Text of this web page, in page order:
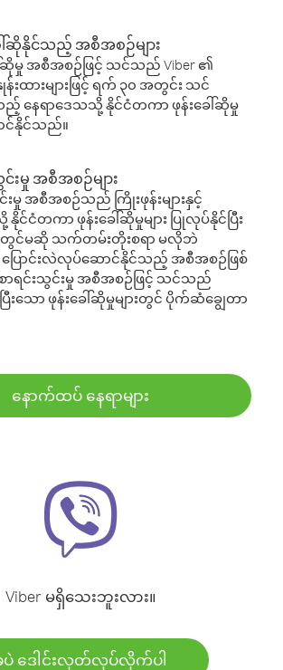
ါ်ဆိုနိုင်သည့် အစီအစဉ်များ
ဆိုမှု အစီအစဉ်ဖြင့် သင်သည် Viber ၏
ထားများဖြင့် ရက် ၃၀ အတွင်း သင်
နေရာဒေသသို့ နိုင်ငံတကာ ဖုန်းခေါ်ဆိုမှု
င်နိုင်သည်။
းမှု အစီအစဉ်များ
မှု အစီအစဉ်သည် ကြိုးဖုန်းများနှင့်
နိုင်ငံတကာ ဖုန်းခေါ်ဆိုမှုများ ပြုလုပ်နိုင်ပြီး
င်မဆို သက်တမ်းတိုးစရာ မလိုဘဲ
ောင်းလဲလုပ်ဆောင်နိုင်သည့် အစီအစဉ်ဖြစ်
ာရင်းသွင်းမှု အစီအစဉ်ဖြင့် သင်သည်
းသော ဖုန်းခေါ်ဆိုမှုများတွင် ပိုက်ဆံချွေတာ
နောက်ထပ် နေရာများ
Viber မရှိသေးဘူးလား။
ပဲ ဒေါင်းလုတ်လုပ်လိုက်ပါ